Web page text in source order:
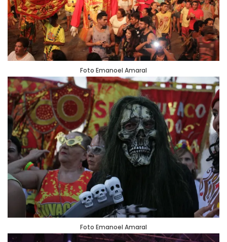
Foto Emanoel Amaral
Foto Emanoel Amaral